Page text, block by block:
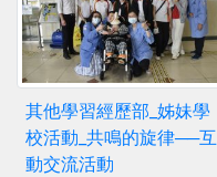
其他學習經歷部_姊妹學
校活動_共鳴的旋律──互
動交流活動